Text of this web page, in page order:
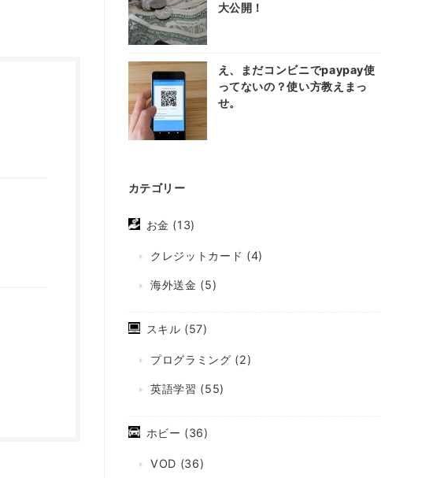
大公開！
え、まだコンビニでpaypay使
ってないの？使い方教えまっ
せ。
カテゴリー
お金 (13)
クレジットカード (4)
海外送金 (5)
スキル (57)
プログラミング (2)
英語学習 (55)
ホビー (36)
VOD (36)